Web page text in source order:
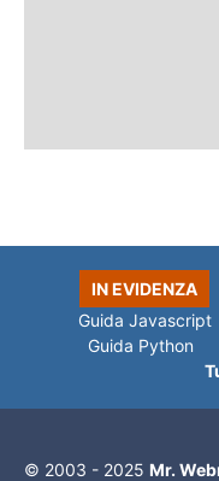
IN EVIDENZA
Guida Javascript
Guida Python
© 2003 - 2025 Mr.